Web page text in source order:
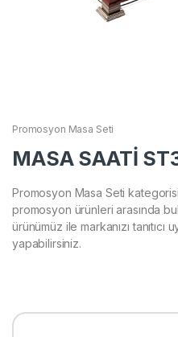
Promosyon Masa Seti
MASA SAATİ
Promosyon Masa Seti
promosyon ürünleri arasında
ürünümüz ile markanızı tanıtıcı
yapabilirsiniz.